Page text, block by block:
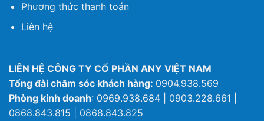
Phương thức thanh toán
Liên hệ
LIÊN HỆ CÔNG TY CỔ PHẦN ANY VIỆT NAM
Tổng đài chăm sóc khách hàng: 0904.938.569
Phòng kinh doanh: 0969.938.684 | 0903.228.661 |
0868.843.815 | 0868.843.825